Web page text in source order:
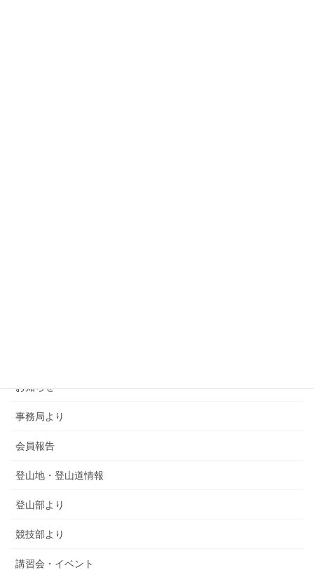
お知らせ
事務局より
会員報告
登山地・登山道情報
登山部より
競技部より
講習会・イベント